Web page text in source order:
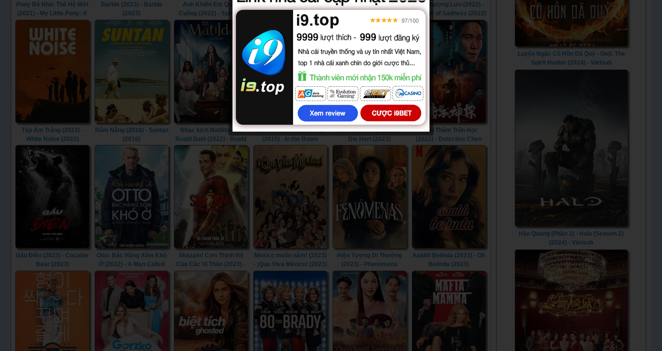
Pony Bé Nhỏ: Thế Hệ Mới
(2021) - My Little Pony: A
Barbie (2023) - Barbie
(2023)
Anh Khiến Em Quay
Cuồng (2022) - Spin Me
Round (2022)
Thực Đơn Bí Ẩn (2022) -
The Menu (2022)
Đêm Hung Tàn (2022) -
Đáy Thượng Lưu (2022) -
Triangle of Sadness (2022)
Tạp Âm Trắng (2022) -
White Noise (2022)
Rám Nắng (2016) - Suntan
(2016)
Nhạc kịch Matilda của
Roald Dahl (2022) - Roald
Dahl's Matilda the Musical
(2022)
Căn Phòng Sung Sướng
(2015) - In the Room
(2015)
Khi Hart Ra Tay (2023) -
Die Hart (2023)
Thần Thám Trốn Học
(2022) - Detective Chen
Gấu Điên (2023) - Cocaine
Bear (2023)
Otto: Bác Hàng Xóm Khó
Ở (2022) - A Man Called
Otto (2022)
Shazam! Cơn Thịnh Nộ
Của Các Vị Thần (2023) -
Shazam! Fury of the Gods
(2023)
Mexico muôn năm! (2023)
- ¡Que Viva México! (2023)
Hiện Tượng Dị Thường
(2023) - Phenomena
(2023)
Aaahh Belinda (2023) - Oh
Belinda (2023)
Luyện Ngải: Cô Hồn Dã Quỷ - Geji: The
Spirit Hunter (2024) - Vietsub
Hào Quang (Phần 2) - Halo (Season 2)
(2024) - Vietsub